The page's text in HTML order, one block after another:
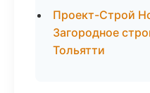
Проект-Строй
Загородное
Тольятти